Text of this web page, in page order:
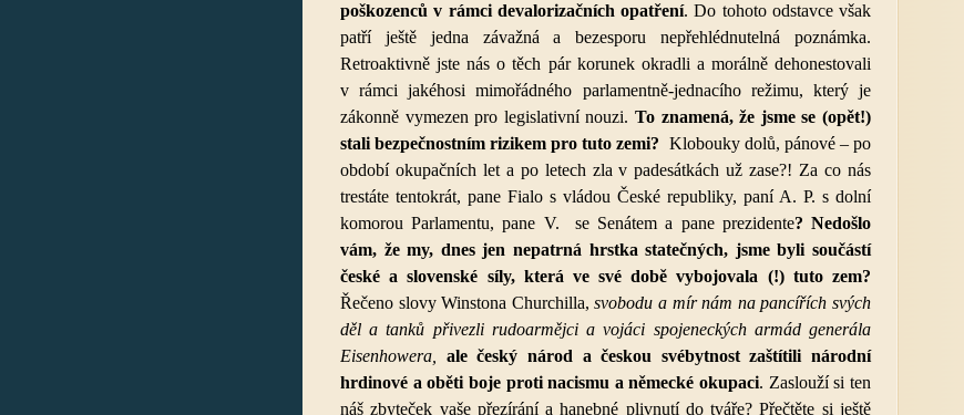
poškozenců v rámci devalorizačních opatření. Do tohoto odstavce však
patří ještě jedna závažná a bezesporu nepřehlédnutelná poznámka.
Retroaktivně jste nás o těch pár korunek okradli a morálně dehonestovali
v rámci jakéhosi mimořádného parlamentně-jednacího režimu, který je
zákonně vymezen pro legislativní nouzi. To znamená, že jsme se (opět!)
stali bezpečnostním rizikem pro tuto zemi? Klobouky dolů, pánové – po
období okupačních let a po letech zla v padesátkách už zase?! Za co nás
trestáte tentokrát, pane Fialo s vládou České republiky, paní A. P. s dolní
komorou Parlamentu, pane V. se Senátem a pane prezidente? Nedošlo
vám, že my, dnes jen nepatrná hrstka statečných, jsme byli součástí
české a slovenské síly, která ve své době vybojovala (!) tuto zem?
Řečeno slovy Winstona Churchilla, svobodu a mír nám na pancířích svých
děl a tanků přivezli rudoarmějci a vojáci spojeneckých armád generála
Eisenhowera,
ale český národ a českou svébytnost zaštítili národní
hrdinové a oběti boje proti nacismu a německé okupaci. Zaslouží si ten
náš zbyteček vaše přezírání a hanebné plivnutí do tváře? Přečtěte si ještě